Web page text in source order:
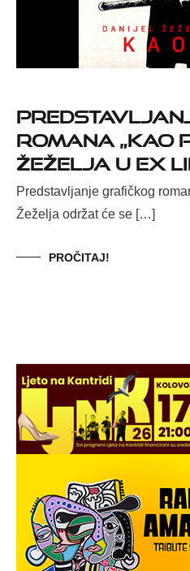
romana „Kao
Žeželja u Ex
Predstavljanje grafičkog
Žeželja održat će se […]
PROČITAJ!